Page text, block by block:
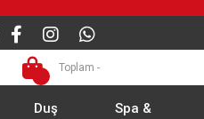
Toplam -
Duş
Spa &